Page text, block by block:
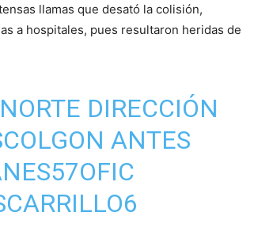
llamas que desató la colisión,
a hospitales, pues resultaron heridas de
DIRECCIÓN
ANTES